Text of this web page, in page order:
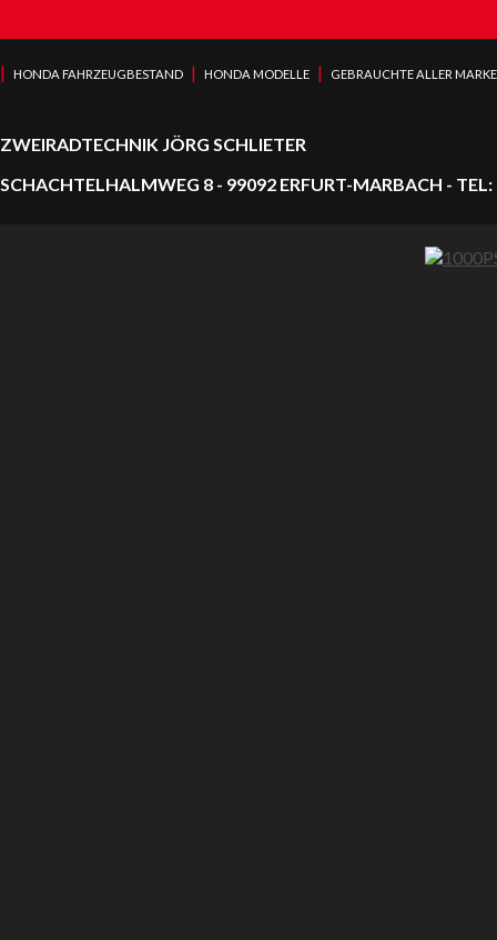
| HONDA FAHRZEUGBESTAND | HONDA MODELLE | GEBRAUCHTE ALLER
ZWEIRADTECHNIK JÖRG SCHLIETER
SCHACHTELHALMWEG 8 - 99092 ERFURT-MARBACH -